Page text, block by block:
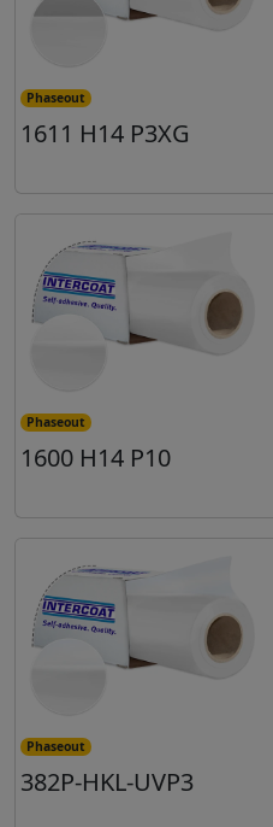
Phaseout
1611 H14 P3XG
Phaseout
1600 H14 P10
Phaseout
382P-HKL-UVP3